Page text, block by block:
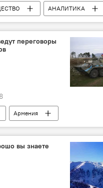
АНАЛИТИКА
переговоры
Армения
Пашинян
вы знаете